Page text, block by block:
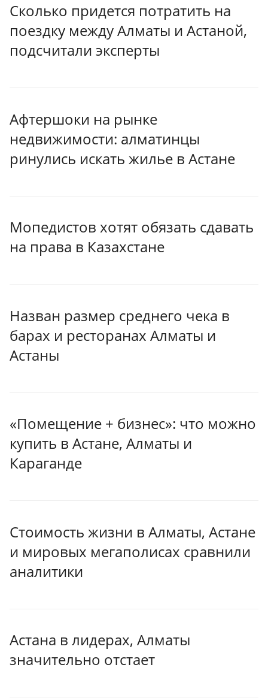
Сколько придется потратить на
поездку между Алматы и Астаной,
подсчитали эксперты
Афтершоки на рынке
недвижимости: алматинцы
ринулись искать жилье в Астане
Мопедистов хотят обязать сдавать
на права в Казахстане
Назван размер среднего чека в
барах и ресторанах Алматы и
Астаны
«Помещение + бизнес»: что можно
купить в Астане, Алматы и
Караганде
Стоимость жизни в Алматы, Астане
и мировых мегаполисах сравнили
аналитики
Астана в лидерах, Алматы
значительно отстает